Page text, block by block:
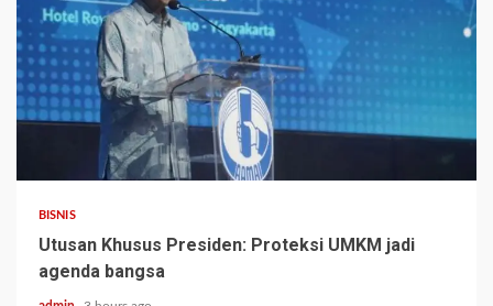
BISNIS
Utusan Khusus Presiden: Proteksi UMKM jadi
agenda bangsa